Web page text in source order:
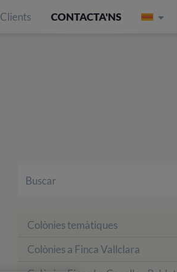
Clients CONTACTA'NS
Colònies temàtiques
Colònies a Finca Vallclara